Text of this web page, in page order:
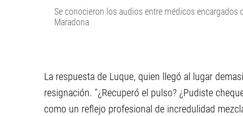
Se conocieron los audios entre médicos encargados
Maradona
La respuesta de Luque, quien llegó al lugar
resignación. "¿Recuperó el pulso? ¿Pudiste
como un reflejo profesional de incredulidad